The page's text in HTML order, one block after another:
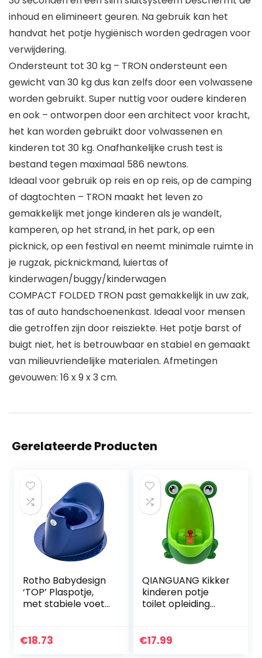
inhoud en elimineert geuren. Na gebruik kan het
handvat het potje hygiënisch worden gedragen voor
verwijdering.
Ondersteunt tot 30 kg – TRON ondersteunt een
gewicht van 30 kg dus kan zelfs door een volwassene
worden gebruikt. Super nuttig voor oudere kinderen
en ook – ontworpen door een architect voor kracht,
het kan worden gebruikt door volwassenen en
kinderen tot 30 kg. Onafhankelijke crush test is
bestand tegen maximaal 586 newtons.
Ideaal voor gebruik op reis en op reis, op de camping
of dagtochten – TRON maakt het leven zo
gemakkelijk met jonge kinderen als je wandelt,
kamperen, op het strand, in het park, op een
picknick, op een festival en neemt minimale ruimte in
je rugzak, picknickmand, luiertas of
kinderwagen/buggy/kinderwagen
COMPACT FOLDED TRON past gemakkelijk in uw zak,
tas of auto handschoenenkast. Ideaal voor mensen
die getroffen zijn door reisziekte. Het potje barst of
buigt niet, het is betrouwbaar en stabiel en gemaakt
van milieuvriendelijke materialen. Afmetingen
gevouwen: 16 x 9 x 3 cm.
Gerelateerde Producten
Rotho Babydesign
‘TOP’ Plaspotje,
met stabiele voet,
pearl
€18.73
QIANGUANG Kikker
kinderen potje
toilet opleiding
trainer bad
€17.99